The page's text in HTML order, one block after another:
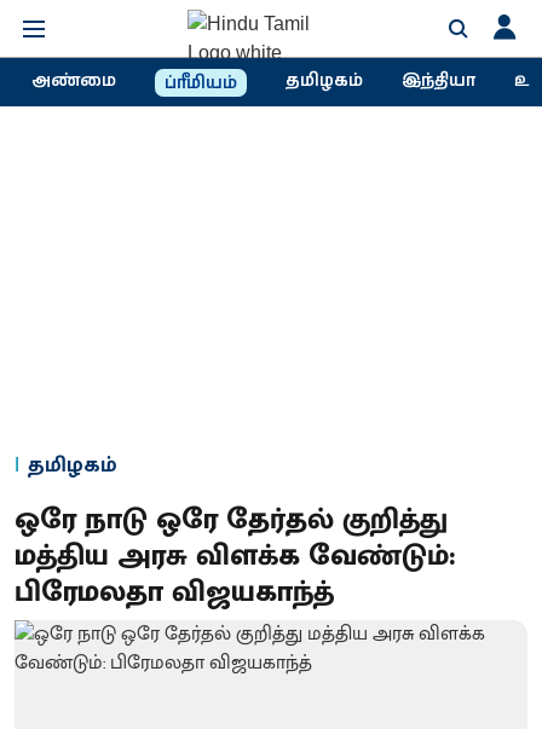
அண்மை ப்ரீமியம் தமிழகம் இந்தியா
தமிழகம்
ஒரே நாடு ஒரே தேர்தல் குறித்து
மத்திய அரசு விளக்க வேண்டும்:
பிரேமலதா விஜயகாந்த்